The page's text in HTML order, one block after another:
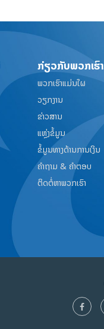
ກ່ຽວກັບພວກເຮົາ
ພວກເຮົາແມ່ນໃຜ
ວຽກງານ
ຂ່າວສານ
ແຫຼ່ງຂໍ້ມູນ
ຂໍ້ມູນທາງດ້ານການເງິນ
ຄໍາຖາມ & ຄໍາຕອບ
ຕິດຕໍ່ຫາພວກເຮົາ